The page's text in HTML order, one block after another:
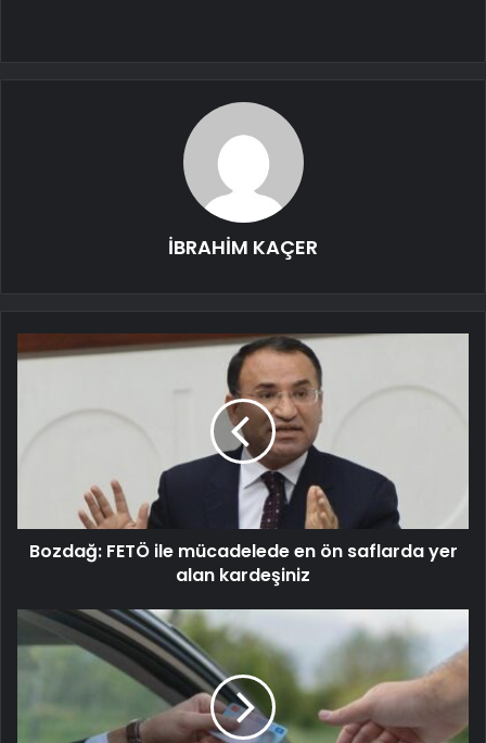
İBRAHİM KAÇER
Bozdağ: FETÖ ile mücadelede en ön saflarda yer
alan kardeşiniz